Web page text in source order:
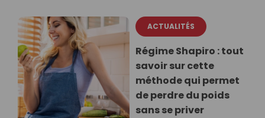
ACTUALITÉS
Régime Shapiro : tout
savoir sur cette
méthode qui permet
de perdre du poids
sans se priver